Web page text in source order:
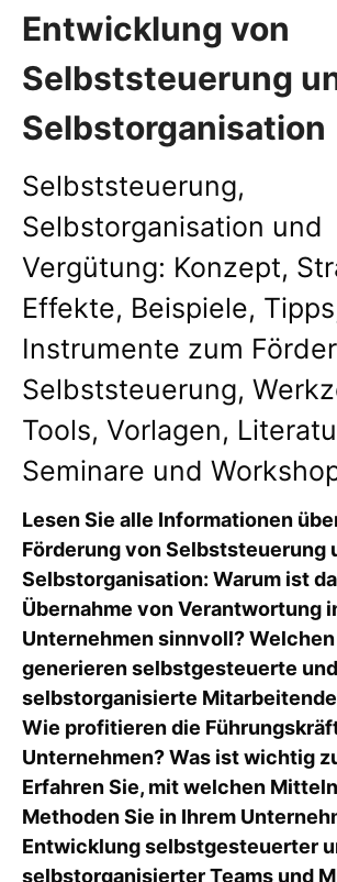
Entwicklung von
Selbststeuerung
Selbstorganisation
Selbststeuerung,
Selbstorganisation und
Vergütung: Konzept,
Effekte, Beispiele,
Instrumente zum
Selbststeuerung,
Tools, Vorlagen,
Seminare und
Lesen Sie alle Informationen
Förderung von Selbststeuerung
Selbstorganisation: Warum ist
Übernahme von Verantwortung
Unternehmen sinnvoll?
generieren selbstgesteuerte und
selbstorganisierte Mitarbeitende
Wie profitieren die
Unternehmen? Was ist wichtig
Erfahren Sie, mit welchen
Methoden Sie in Ihrem
Entwicklung selbstgesteuerter
selbstorganisierter Teams und